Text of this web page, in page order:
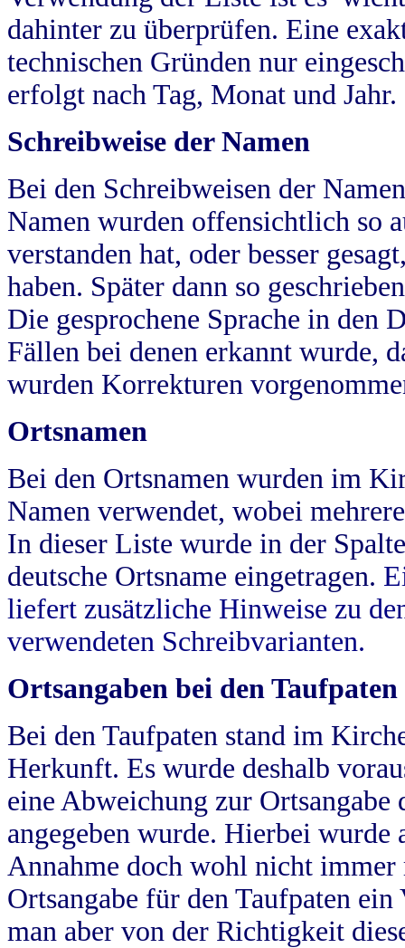
dahinter zu überprüfen. Eine
technischen Gründen nur
erfolgt nach Tag, Monat und Jahr.
Schreibweise der Namen
Bei den Schreibweisen der
Namen wurden offensichtlich so
verstanden hat, oder besser
haben. Später dann so
Die gesprochene Sprache in
Fällen bei denen erkannt wurde,
wurden Korrekturen
Ortsnamen
Bei den Ortsnamen wurden im
Namen verwendet, wobei
In dieser Liste wurde in der
deutsche Ortsname eingetragen.
liefert zusätzliche Hinweise zu
verwendeten Schreibvarianten.
Ortsangaben bei den Taufpaten
Bei den Taufpaten stand im
Herkunft. Es wurde deshalb
eine Abweichung zur
angegeben wurde. Hierbei wurde
Annahme doch wohl nicht
Ortsangabe für den Taufpaten
man aber von der Richtigkeit